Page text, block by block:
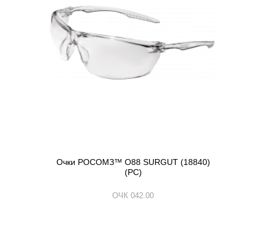
Очки РОСОМЗ™ О88 SURGUT (18840)
(РС)
ОЧК 042.00